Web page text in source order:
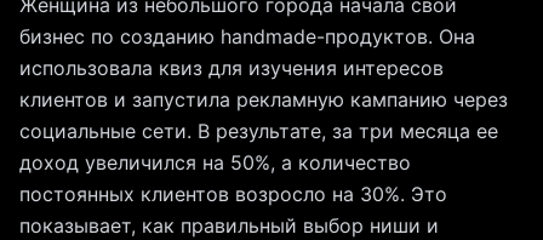
Женщина из небольшого города начала свой
бизнес по созданию handmade-продуктов. Она
использовала квиз для изучения интересов
клиентов и запустила рекламную кампанию через
социальные сети. В результате, за три месяца ее
доход увеличился на 50%, а количество
постоянных клиентов возросло на 30%. Это
показывает, как правильный выбор ниши и